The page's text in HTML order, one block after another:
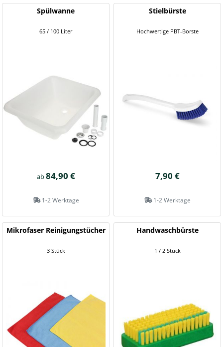
Spülwanne
65 / 100 Liter
ab84,90 €
1-2 Werktage
Stielbürste
Hochwertige PBT-Borste
7,90 €
1-2 Werktage
Mikrofaser Reinigungstücher
3 Stück
Handwaschbürste
1 / 2 Stück